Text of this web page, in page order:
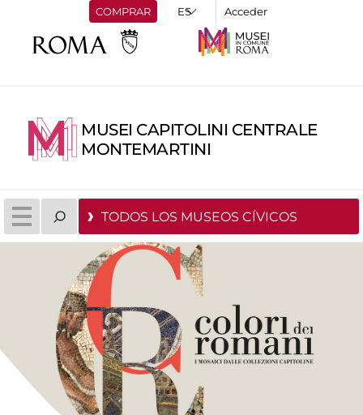
COMPRAR Acceder
MUSEI CAPITOLINI CENTRALE
MONTEMARTINI
TODOS LOS MUSEOS CÍVICOS